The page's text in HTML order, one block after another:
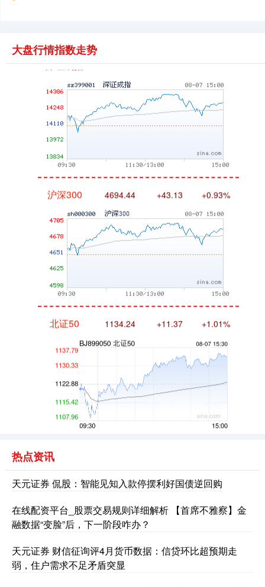
大盘行情指数走势
深证成指
沪深300 4694.44 +43.13 +0.93%
北证50 1134.24 +11.37 +1.01%
基金指数 7242.10
热点资讯
天元证券 侃股：智能见知入款停摆利好国债逆回购
在线配资平台_股票交易规则详细解析 【首席不雅察】金
融数据“变脸”后，下一阶段咋办？
天元证券 财信征询评4月货币数据：信贷环比超预期走
弱，住户需求不足矛盾突显